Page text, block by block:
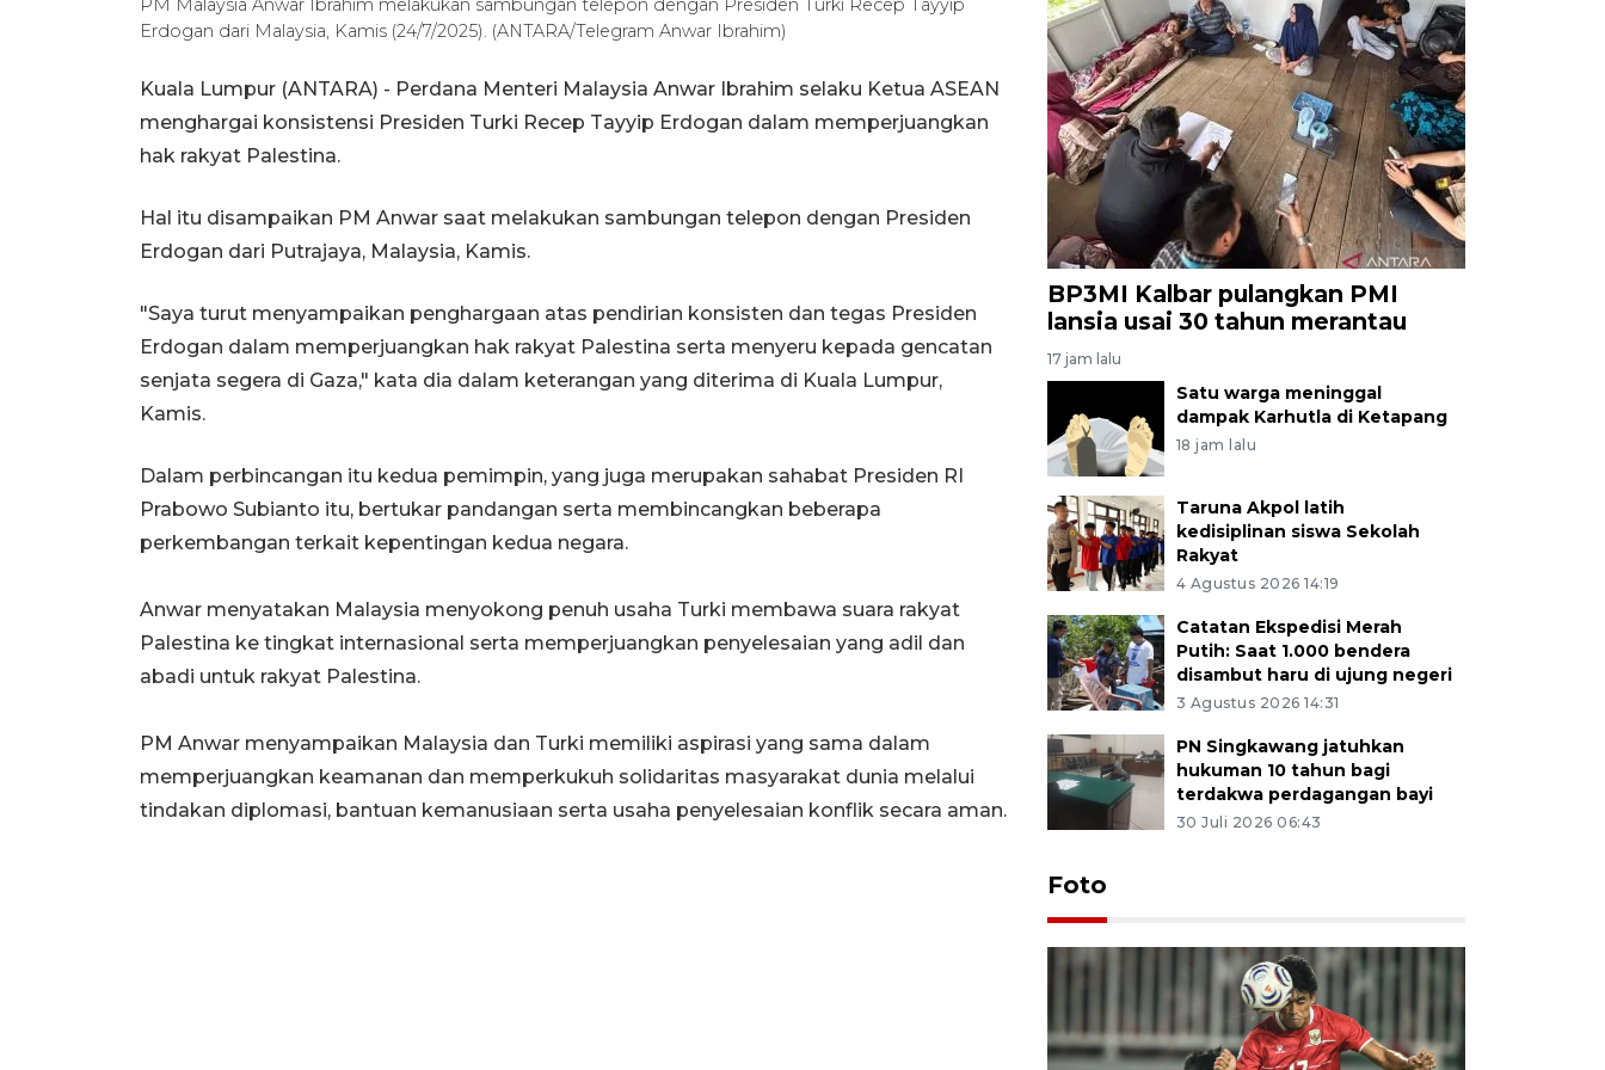
PM Malaysia Anwar Ibrahim melakukan sambungan telepon dengan Presiden Turki Recep Tayyip
Erdogan dari Malaysia, Kamis (24/7/2025). (ANTARA/Telegram Anwar Ibrahim)
Kuala Lumpur (ANTARA) - Perdana Menteri Malaysia Anwar Ibrahim selaku Ketua ASEAN
menghargai konsistensi Presiden Turki Recep Tayyip Erdogan dalam memperjuangkan
hak rakyat Palestina.
Hal itu disampaikan PM Anwar saat melakukan sambungan telepon dengan Presiden
Erdogan dari Putrajaya, Malaysia, Kamis.
"Saya turut menyampaikan penghargaan atas pendirian konsisten dan tegas Presiden
Erdogan dalam memperjuangkan hak rakyat Palestina serta menyeru kepada gencatan
senjata segera di Gaza," kata dia dalam keterangan yang diterima di Kuala Lumpur,
Kamis.
Dalam perbincangan itu kedua pemimpin, yang juga merupakan sahabat Presiden RI
Prabowo Subianto itu, bertukar pandangan serta membincangkan beberapa
perkembangan terkait kepentingan kedua negara.
Anwar menyatakan Malaysia menyokong penuh usaha Turki membawa suara rakyat
Palestina ke tingkat internasional serta memperjuangkan penyelesaian yang adil dan
abadi untuk rakyat Palestina.
PM Anwar menyampaikan Malaysia dan Turki memiliki aspirasi yang sama dalam
memperjuangkan keamanan dan memperkukuh solidaritas masyarakat dunia melalui
tindakan diplomasi, bantuan kemanusiaan serta usaha penyelesaian konflik secara aman.
BP3MI Kalbar pulangkan PMI
lansia usai 30 tahun merantau
17 jam lalu
Satu warga meninggal
dampak Karhutla di Ketapang
18 jam lalu
Taruna Akpol latih
kedisiplinan siswa Sekolah
Rakyat
4 Agustus 2026 14:19
Catatan Ekspedisi Merah
Putih: Saat 1.000 bendera
disambut haru di ujung negeri
3 Agustus 2026 14:31
PN Singkawang jatuhkan
hukuman 10 tahun bagi
terdakwa perdagangan bayi
30 Juli 2026 06:43
Foto